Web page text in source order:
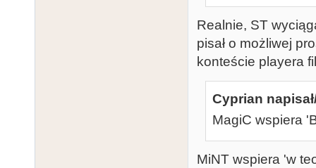
Realnie, ST
pisał o możliwej
konteście playera
Cyprian
MagiC wspiera
MiNT wspiera 'w